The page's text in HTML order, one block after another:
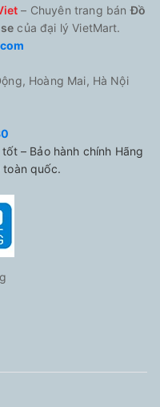
– Chuyên trang bánĐồ
của đại lý VietMart.
Hoàng Mai, Hà Nội
– Bảo hành chính Hãng
toàn quốc.